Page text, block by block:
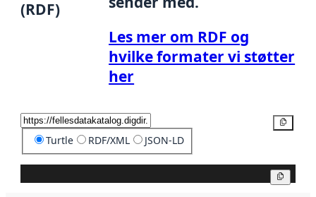
(RDF)
Les mer om RDF og
hvilke formater vi støtter
her
Turtle RDF/XML JSON-LD